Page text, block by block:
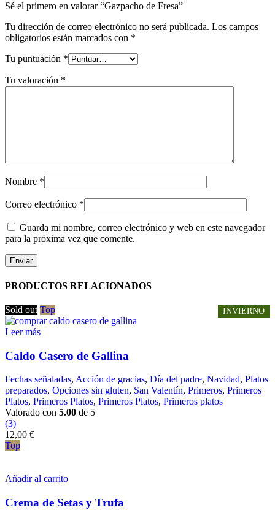
Sé el primero en valorar “Gazpacho de Fresa”
Tu dirección de correo electrónico no será publicada. Los campos
obligatorios están marcados con *
Tu puntuación *
Tu valoración *
Nombre *
Correo electrónico *
Guarda mi nombre, correo electrónico y web en este navegador
para la próxima vez que comente.
PRODUCTOS RELACIONADOS
Sold out Top INVIERNO
Leer más
Caldo Casero de Gallina
Fechas señaladas, Acción de gracias, Día del padre, Navidad, Platos
preparados, Opciones sin gluten, San Valentín, Primeros, Primeros
Platos, Primeros Platos, Primeros Platos, Primeros platos
Valorado con 5.00 de 5
(3)
12,00 €
Top
INVIERNO
Añadir al carrito
Crema de Setas y Trufa